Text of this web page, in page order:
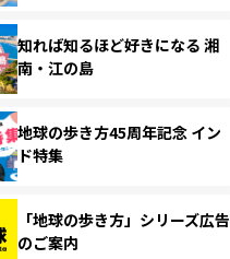
知れば知るほど好きになる 湘
南・江の島
地球の歩き方45周年記念 イン
ド特集
「地球の歩き方」シリーズ広告
のご案内